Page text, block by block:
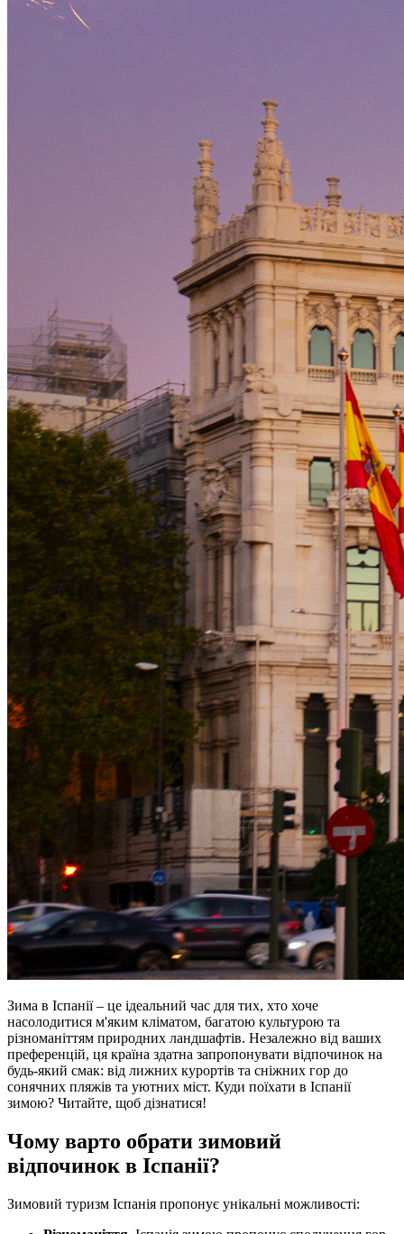
Зима в Іспанії – це ідеальний час для тих, хто хоче
насолодитися м'яким кліматом, багатою культурою та
різноманіттям природних ландшафтів. Незалежно від ваших
преференцій, ця країна здатна запропонувати відпочинок на
будь-який смак: від лижних курортів та сніжних гор до
сонячних пляжів та уютних міст. Куди поїхати в Іспанії
зимою? Читайте, щоб дізнатися!
Чому варто обрати зимовий
відпочинок в Іспанії?
Зимовий туризм Іспанія пропонує унікальні можливості: